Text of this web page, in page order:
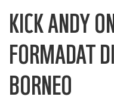
KICK ANDY
FORMADAT
BORNEO